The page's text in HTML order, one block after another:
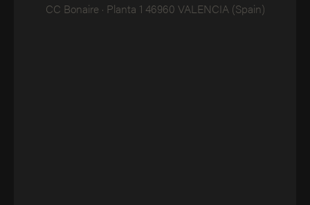
CC Bonaire · Planta 1 46960 VALENCIA (Spain)